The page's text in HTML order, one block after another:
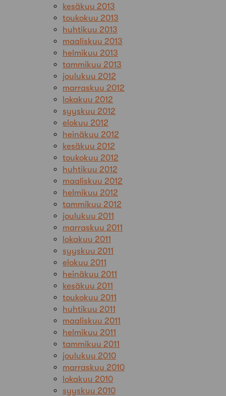
kesäkuu 2013
toukokuu 2013
huhtikuu 2013
maaliskuu 2013
helmikuu 2013
tammikuu 2013
joulukuu 2012
marraskuu 2012
lokakuu 2012
syyskuu 2012
elokuu 2012
heinäkuu 2012
kesäkuu 2012
toukokuu 2012
huhtikuu 2012
maaliskuu 2012
helmikuu 2012
tammikuu 2012
joulukuu 2011
marraskuu 2011
lokakuu 2011
syyskuu 2011
elokuu 2011
heinäkuu 2011
kesäkuu 2011
toukokuu 2011
huhtikuu 2011
maaliskuu 2011
helmikuu 2011
tammikuu 2011
joulukuu 2010
marraskuu 2010
lokakuu 2010
syyskuu 2010